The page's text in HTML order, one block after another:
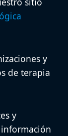
y
de terapia
y